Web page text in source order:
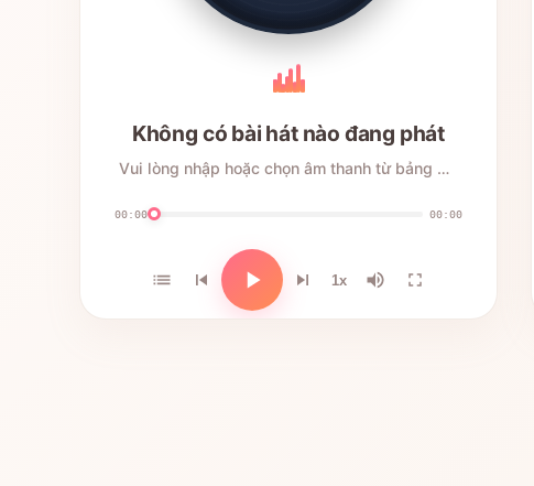
Không có bài hát nào đang phát
Vui lòng nhập hoặc chọn âm thanh từ bảng bên phải
00:00 00:00
1x